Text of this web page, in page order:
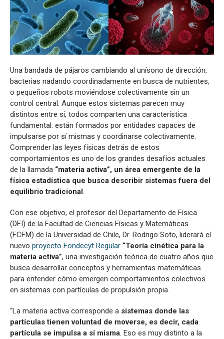
Una bandada de pájaros cambiando al unísono de dirección,
bacterias nadando coordinadamente en busca de nutrientes,
o pequeños robots moviéndose colectivamente sin un
control central. Aunque estos sistemas parecen muy
distintos entre sí, todos comparten una característica
fundamental: están formados por entidades capaces de
impulsarse por sí mismas y coordinarse colectivamente.
Comprender las leyes físicas detrás de estos
comportamientos es uno de los grandes desafíos actuales
de la llamada “materia activa”, un área emergente de la
física estadística que busca describir sistemas fuera del
equilibrio tradicional .
Con ese objetivo, el profesor del Departamento de Física
(DFI) de la Facultad de Ciencias Físicas y Matemáticas
(FCFM) de la Universidad de Chile, Dr. Rodrigo Soto, liderará el
nuevo proyecto Fondecyt Regular “Teoría cinética para la
materia activa”, una investigación teórica de cuatro años que
busca desarrollar conceptos y herramientas matemáticas
para entender cómo emergen comportamientos colectivos
en sistemas con partículas de propulsión propia.
“La materia activa corresponde a sistemas donde las
partículas tienen voluntad de moverse, es decir, cada
partícula se impulsa a sí misma. Eso es muy distinto a la